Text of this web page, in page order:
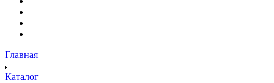
Главная
Каталог